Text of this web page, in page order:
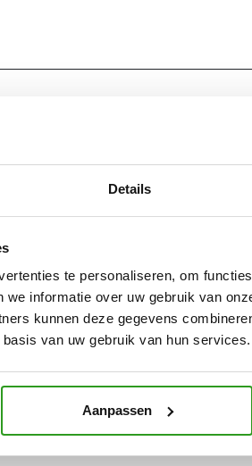
Details
te personaliseren, om
informatie over uw gebruik van
kunnen deze gegevens
van uw gebruik van hun services.
Aanpassen